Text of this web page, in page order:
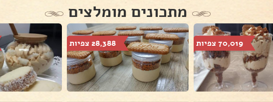
מתכונים מומלצים
70,019 צפיות 28,388 צפיות